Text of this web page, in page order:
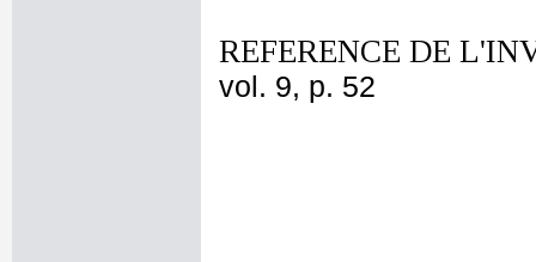
REFERENCE DE
vol. 9, p. 52